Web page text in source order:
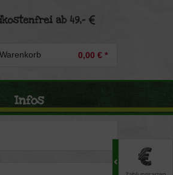
Warenkorb 0,00 € *
Infos